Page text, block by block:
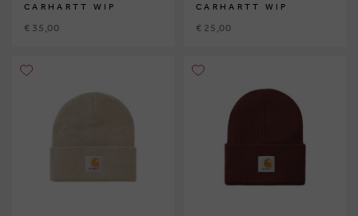
CARHARTT WIP
€ 35,00
CARHARTT WIP
€ 25,00